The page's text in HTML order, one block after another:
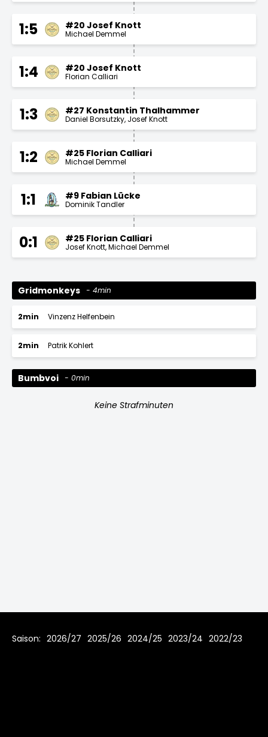
1:5 #20 Josef Knott
Michael Demmel
1:4 #20 Josef Knott
Florian Calliari
1:3 #27 Konstantin Thalhammer
Daniel Borsutzky Josef Knott
1:2 #25 Florian Calliari
Michael Demmel
1:1 #9 Fabian Lücke
Dominik Tandler
0:1 #25 Florian Calliari
Josef Knott Michael Demmel
Gridmonkeys 4min
2min Vinzenz Helfenbein
2min Patrik Kohlert
Bumbvoi 0min
Keine Strafminuten
Saison: 2026/27 2025/26 2024/25 2023/24 2022/23